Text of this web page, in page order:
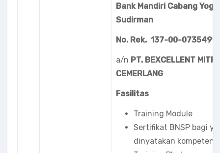
Bank Mandiri Cabang
Sudirman
No. Rek. 137-00-
a/n PT. BEXCELLENT
CEMERLANG
Fasilitas
Training Module
Sertifikat BNSP bagi
dinyatakan kompeten